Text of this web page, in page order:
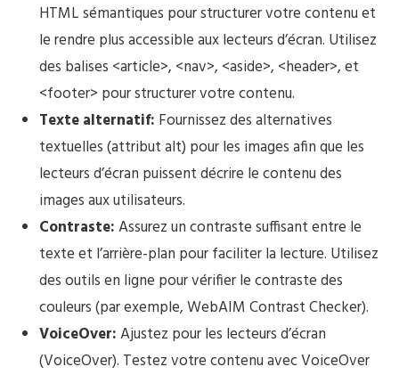
HTML sémantiques pour structurer votre contenu et
le rendre plus accessible aux lecteurs d’écran. Utilisez
des balises <article>, <nav>, <aside>, <header>, et
<footer> pour structurer votre contenu.
Texte alternatif: Fournissez des alternatives
textuelles (attribut alt) pour les images afin que les
lecteurs d’écran puissent décrire le contenu des
images aux utilisateurs.
Contraste:Assurez un contraste suffisant entre le
texte et l’arrière-plan pour faciliter la lecture. Utilisez
des outils en ligne pour vérifier le contraste des
couleurs (par exemple, WebAIM Contrast Checker).
VoiceOver:Ajustez pour les lecteurs d’écran
(VoiceOver). Testez votre contenu avec VoiceOver